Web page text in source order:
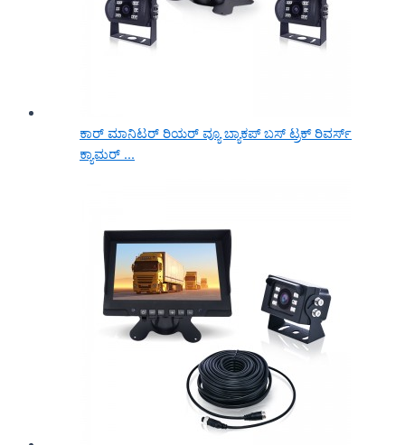
ಕಾರ್ ಮಾನಿಟರ್ ರಿಯರ್ ವ್ಯೂ ಬ್ಯಾಕಪ್ ಬಸ್ ಟ್ರಕ್ ರಿವರ್ಸ್
ಕ್ಯಾಮರ್ ...